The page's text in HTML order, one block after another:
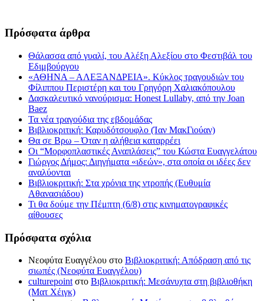
Πρόσφατα άρθρα
Θάλασσα από γυαλί, του Αλέξη Αλεξίου στο Φεστιβάλ του
Εδιμβούργου
«ΑΘΗΝΑ – ΑΛΕΞΑΝΔΡΕΙΑ». Κύκλος τραγουδιών του
Φίλιππου Περιστέρη και του Γρηγόρη Χαλιακόπουλου
Δασκαλευτικό νανούρισμα: Honest Lullaby, από την Joan
Baez
Τα νέα τραγούδια της εβδομάδας
Βιβλιοκριτική: Καρυδότσουφλο (Ίαν ΜακΓιούαν)
Θα σε Βρω – Όταν η αλήθεια καταρρέει
Οι “Μορφοπλαστικές Αναπλάσεις” του Κώστα Ευαγγελάτου
Γιώργος Δήμος: Διηγήματα «ιδεών», στα οποία οι ιδέες δεν
αναλύονται
Βιβλιοκριτική: Στα χρόνια της ντροπής (Ευθυμία
Αθανασιάδου)
Τι θα δούμε την Πέμπτη (6/8) στις κινηματογραφικές
αίθουσες
Πρόσφατα σχόλια
Νεοφύτα Ευαγγέλου στο Βιβλιοκριτική: Απόδραση από τις
σιωπές (Νεοφύτα Ευαγγέλου)
culturepointστο Βιβλιοκριτική: Μεσάνυχτα στη βιβλιοθήκη
(Ματ Χέιγκ)